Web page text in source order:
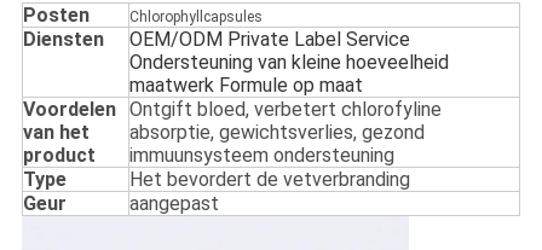
Posten Chlorophyllcapsules
Diensten
OEM/ODM Private Label Service
Ondersteuning van kleine hoeveelheid
maatwerk Formule op maat
Voordelen
van het
product
Ontgift bloed, verbetert chlorofyline
absorptie, gewichtsverlies, gezond
immuunsysteem ondersteuning
Type
Het bevordert de vetverbranding
Geur
aangepast